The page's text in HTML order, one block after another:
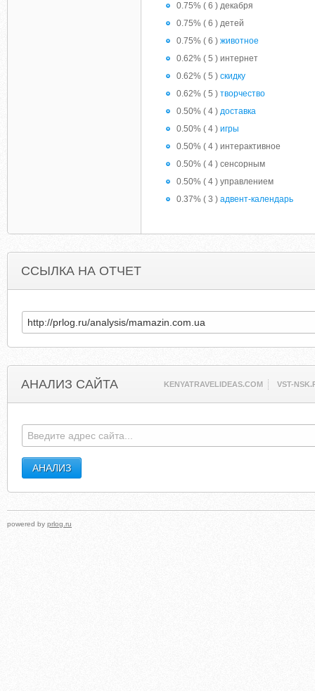
0.75% ( 6 ) декабря
0.75% ( 6 ) детей
0.75% ( 6 ) животное
0.62% ( 5 ) интернет
0.62% ( 5 ) скидку
0.62% ( 5 ) творчество
0.50% ( 4 ) доставка
0.50% ( 4 ) игры
0.50% ( 4 ) интерактивное
0.50% ( 4 ) сенсорным
0.50% ( 4 ) управлением
0.37% ( 3 ) адвент-календарь
ССЫЛКА НА ОТЧЕТ
АНАЛИЗ САЙТА KENYATRAVELIDEAS.COM VST-
powered by prlog.ru